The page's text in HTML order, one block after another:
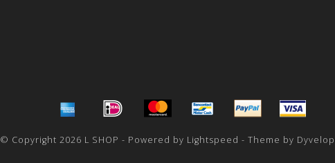
© Copyright 2026 L SHOP - Powered by Lightspeed - Theme by